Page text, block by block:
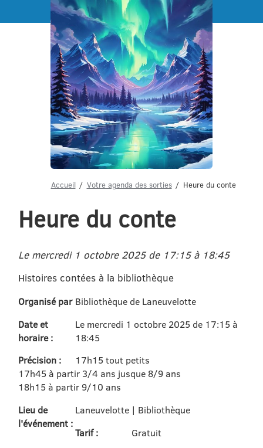
Menu
Accueil Votre agenda des sorties Heure du conte
Heure du conte
Le mercredi 1 octobre 2025 de 17:15 à 18:45
Histoires contées à la bibliothèque
Organisé par Bibliothèque de Laneuvelotte
Date et
horaire :
Le mercredi 1 octobre 2025 de 17:15 à
18:45
Précision :
17h15 tout petits
17h45 à partir 3/4 ans jusque 8/9 ans
18h15 à partir 9/10 ans
Lieu de
l'événement :
Laneuvelotte | Bibliothèque
Tarif :
Gratuit